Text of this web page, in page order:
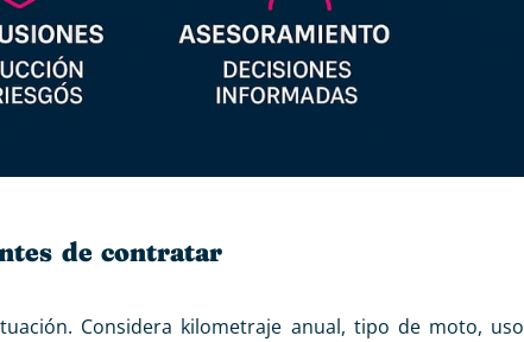
de contratar
Considera kilometraje anual, tipo de moto, uso